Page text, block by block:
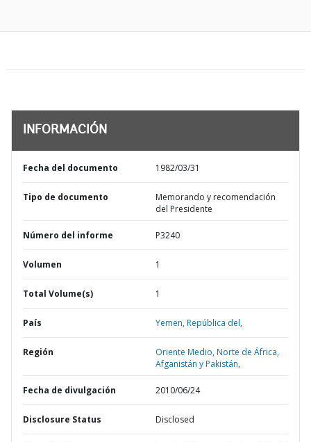
INFORMACIÓN
Fecha del documento 1982/03/31
Tipo de documento
Memorando y recomendación
del Presidente
Número del informe P3240
Volumen 1
Total Volume(s) 1
País Yemen,República del,
Región
Oriente Medio, Norte de África,
Afganistán y Pakistán,
Fecha de divulgación 2010/06/24
Disclosure Status Disclosed